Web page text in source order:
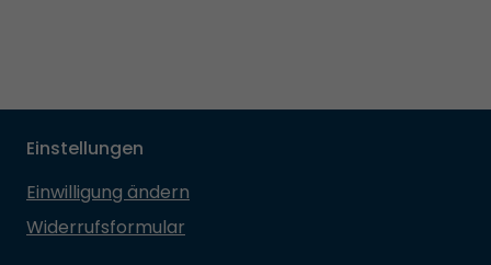
Einstellungen
Einwilligung ändern
Widerrufsformular